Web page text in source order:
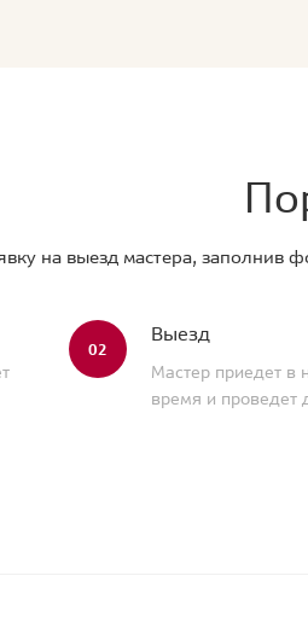
на выезд мастера, заполнив
02
Выезд
Мастер приедет в
время и проведет